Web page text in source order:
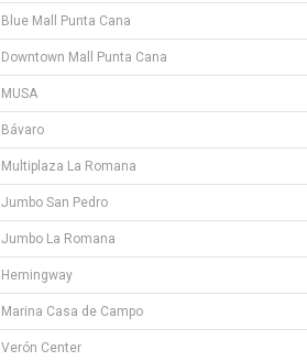
Blue Mall Punta Cana
Downtown Mall Punta Cana
MUSA
Bávaro
Multiplaza La Romana
Jumbo San Pedro
Jumbo La Romana
Hemingway
Marina Casa de Campo
Verón Center